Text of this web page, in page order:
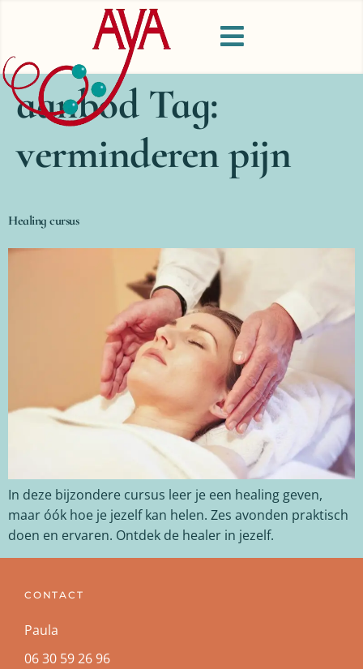
aanbod Tag:
verminderen pijn
Healing cursus
In deze bijzondere cursus leer je een healing geven,
maar óók hoe je jezelf kan helen. Zes avonden praktisch
doen en ervaren. Ontdek de healer in jezelf.
CONTACT
Paula
06 30 59 26 96